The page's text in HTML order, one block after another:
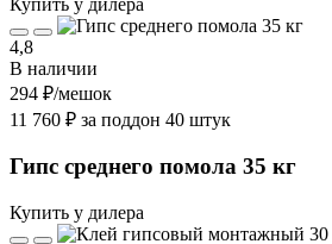
4,8
В наличии
294 ₽/мешок
11 760 ₽ за поддон 40 штук
Гипс среднего помола 35 кг
Купить у дилера